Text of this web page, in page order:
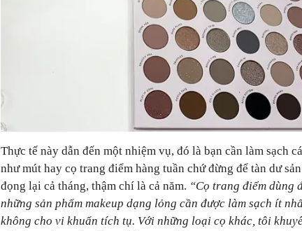
Thực tế này dẫn đến một nhiệm vụ, đó là bạn cần làm sạch
như mút hay cọ trang điểm hàng tuần chứ đừng để tàn dư
đọng lại cả tháng, thậm chí là cả năm. “Cọ trang điểm dùng
những sản phẩm makeup dạng lỏng cần được làm sạch ít
không cho vi khuẩn tích tụ. Với những loại cọ khác, tôi